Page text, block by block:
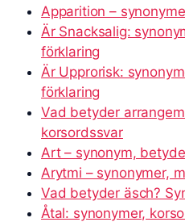
Apparition –
Är Snacksalig:
förklaring
Är Upprorisk:
förklaring
Vad betyder
korsordssvar
Art – synonym,
Arytmi – synonymer,
Vad betyder äsch?
Åtal: synonymer,